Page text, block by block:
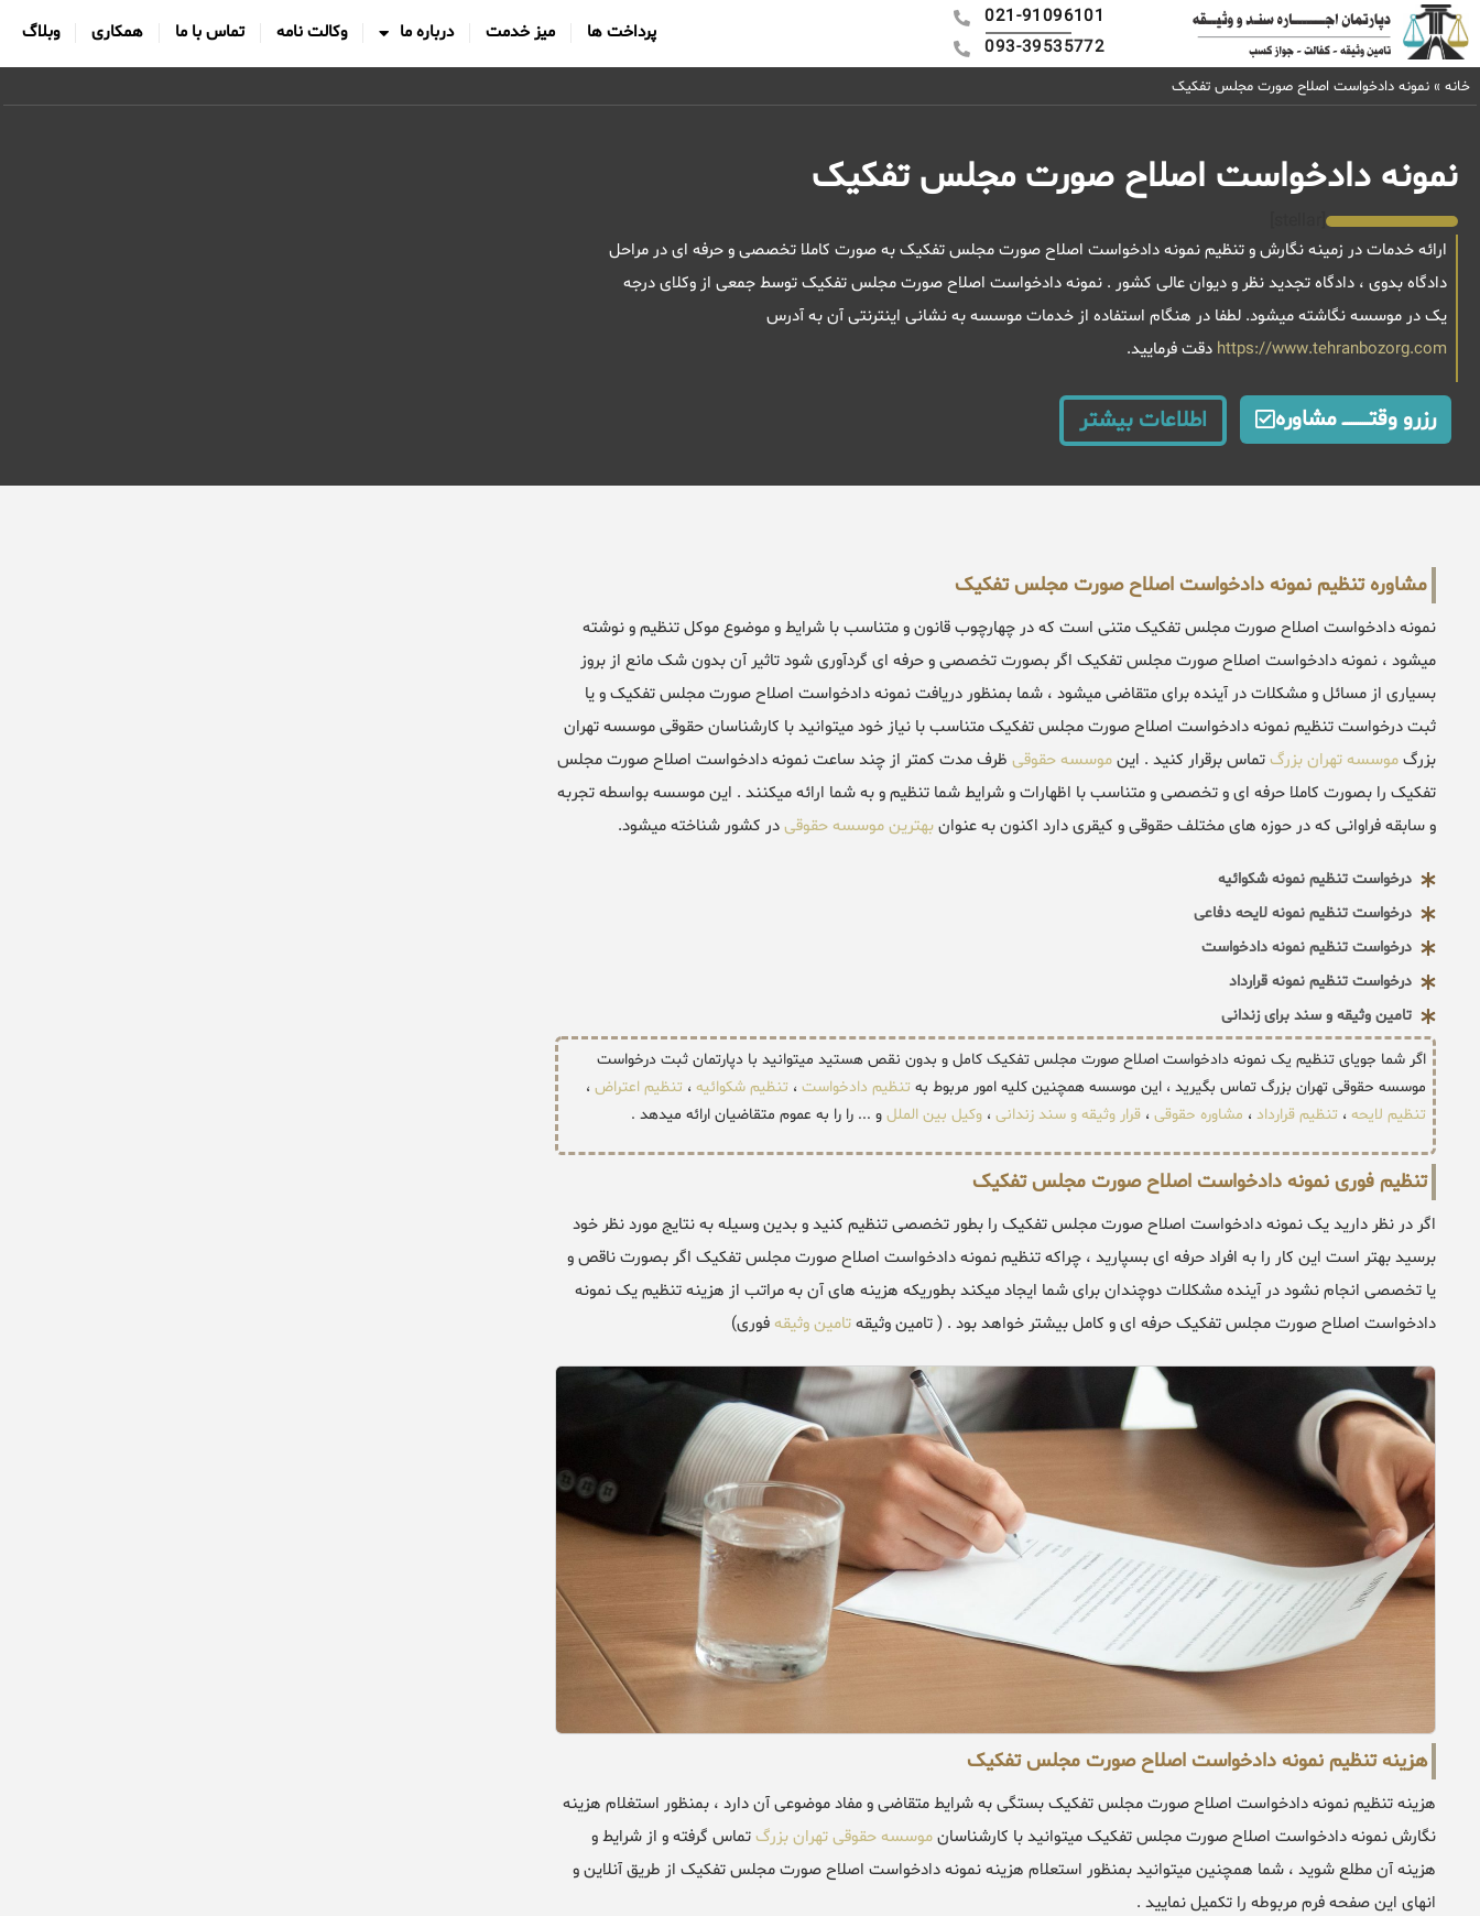
021-91096101
093-39535772
پرداخت ها میز خدمت درباره ما وکالت نامه تماس با ما همکاری وبلاگ
خانه » نمونه دادخواست اصلاح صورت مجلس تفکیک
نمونه دادخواست اصلاح صورت مجلس تفکیک
ارائه خدمات در زمینه نگارش و تنظیم نمونه دادخواست اصلاح صورت مجلس تفکیک به صورت کاملا تخصصی و حرفه ای در مراحل
دادگاه بدوی ، دادگاه تجدید نظر و دیوان عالی کشور . نمونه دادخواست اصلاح صورت مجلس تفکیک توسط جمعی از وکلای درجه
یک در موسسه نگاشته میشود. لطفا در هنگام استفاده از خدمات موسسه به نشانی اینترنتی آن به آدرس
https://www.tehranbozorg.com دقت فرمایید.
رزرو وقتــــــــــــ مشاوره اطلاعات بیشتر
مشاوره تنظیم نمونه دادخواست اصلاح صورت مجلس تفکیک
نمونه دادخواست اصلاح صورت مجلس تفکیک متنی است که در چهارچوب قانون و متناسب با شرایط و موضوع موکل تنظیم و نوشته
میشود ، نمونه دادخواست اصلاح صورت مجلس تفکیک اگر بصورت تخصصی و حرفه ای گردآوری شود تاثیر آن بدون شک مانع از بروز
بسیاری از مسائل و مشکلات در آینده برای متقاضی میشود ، شما بمنظور دریافت نمونه دادخواست اصلاح صورت مجلس تفکیک و یا
ثبت درخواست تنظیم نمونه دادخواست اصلاح صورت مجلس تفکیک متناسب با نیاز خود میتوانید با کارشناسان حقوقی موسسه تهران
بزرگموسسه تهران بزرگتماس برقرار کنید . اینموسسه حقوقی ظرف مدت کمتر از چند ساعت نمونه دادخواست اصلاح صورت مجلس
تفکیک را بصورت کاملا حرفه ای و تخصصی و متناسب با اظهارات و شرایط شما تنظیم و به شما ارائه میکنند . این موسسه بواسطه تجربه
و سابقه فراوانی که در حوزه های مختلف حقوقی و کیقری دارد اکنون به عنوانبهترین موسسه حقوقیدر کشور شناخته میشود.
درخواست تنظیم نمونه شکوائیه
درخواست تنظیم نمونه لایحه دفاعی
درخواست تنظیم نمونه دادخواست
درخواست تنظیم نمونه قرارداد
تامین وثیقه و سند برای زندانی
اگر شما جویای تنظیم یک نمونه دادخواست اصلاح صورت مجلس تفکیک کامل و بدون نقص هستید میتوانید با دپارتمان ثبت درخواست
موسسه حقوقی تهران بزرگ تماس بگیرید ، این موسسه همچنین کلیه امور مربوط به تنظیم دادخواست ، تنظیم شکوائیه ، تنظیم اعتراض ،
تنظیم لایحه ، تنظیم قرارداد ، مشاوره حقوقی ، قرار وثیقه و سند زندانی ، وکیل بین الملل و ... را را به عموم متقاضیان ارائه میدهد .
تنظیم فوری نمونه دادخواست اصلاح صورت مجلس تفکیک
اگر در نظر دارید یک نمونه دادخواست اصلاح صورت مجلس تفکیک را بطور تخصصی تنظیم کنید و بدین وسیله به نتایج مورد نظر خود
برسید بهتر است این کار را به افراد حرفه ای بسپارید ، چراکه تنظیم نمونه دادخواست اصلاح صورت مجلس تفکیک اگر بصورت ناقص و
یا تخصصی انجام نشود در آینده مشکلات دوچندان برای شما ایجاد میکند بطوریکه هزینه های آن به مراتب از هزینه تنظیم یک نمونه
دادخواست اصلاح صورت مجلس تفکیک حرفه ای و کامل بیشتر خواهد بود . ( تامین وثیقهتامین وثیقهفوری)
هزینه تنظیم نمونه دادخواست اصلاح صورت مجلس تفکیک
هزینه تنظیم نمونه دادخواست اصلاح صورت مجلس تفکیک بستگی به شرایط متقاضی و مفاد موضوعی آن دارد ، بمنظور استغلام هزینه
نگارش نمونه دادخواست اصلاح صورت مجلس تفکیک میتوانید با کارشناسانموسسه حقوقی تهران بزرگتماس گرفته و از شرایط و
هزینه آن مطلع شوید ، شما همچنین میتوانید بمنظور استعلام هزینه نمونه دادخواست اصلاح صورت مجلس تفکیک از طریق آنلاین و
انهای این صفحه فرم مربوطه را تکمیل نمایید .